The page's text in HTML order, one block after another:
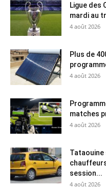
Ligue des
mardi au
4 août 2026
Plus de
4 août 2026
matches
4 août 2026
session...
4 août 2026